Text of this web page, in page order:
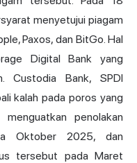
menyetujui piagam
Paxos, dan BitGo. Hal
Digital Bank yang
Custodia Bank, SPDI
kalah pada poros yang
penolakan
Oktober 2025, dan
tersebut pada Maret